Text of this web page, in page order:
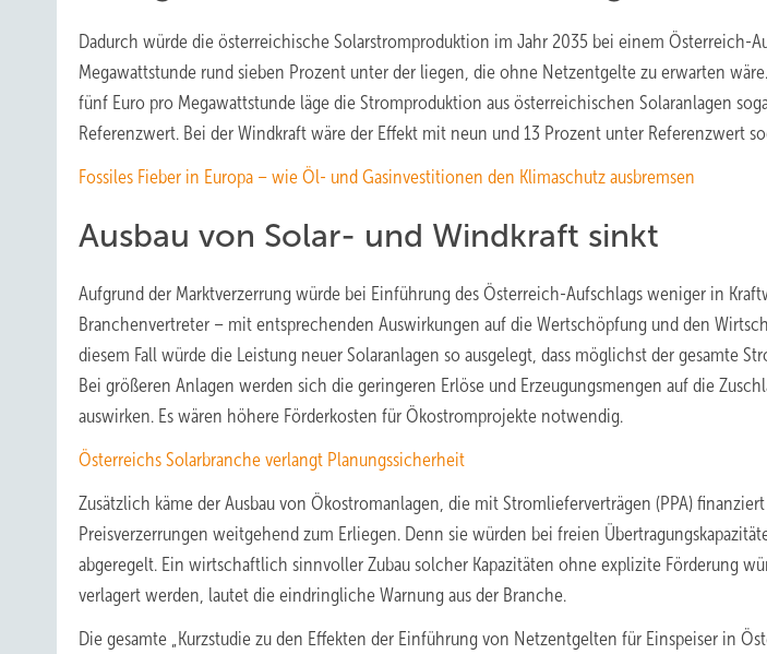
Dadurch würde die österreichische Solarstromproduktion im Jahr 2035 bei einem Österreich-
Megawattstunde rund sieben Prozent unter der liegen, die ohne Netzentgelte zu erwarten
fünf Euro pro Megawattstunde läge die Stromproduktion aus österreichischen Solaranlagen
Referenzwert. Bei der Windkraft wäre der Effekt mit neun und 13 Prozent unter Referenzwert
Fossiles Fieber in Europa – wie Öl- und Gasinvestitionen den Klimaschutz ausbremsen
Ausbau von Solar- und Windkraft sinkt
Aufgrund der Marktverzerrung würde bei Einführung des Österreich-Aufschlags weniger in
Branchenvertreter – mit entsprechenden Auswirkungen auf die Wertschöpfung und den
diesem Fall würde die Leistung neuer Solaranlagen so ausgelegt, dass möglichst der gesamte
Bei größeren Anlagen werden sich die geringeren Erlöse und Erzeugungsmengen auf die
auswirken. Es wären höhere Förderkosten für Ökostromprojekte notwendig.
Österreichs Solarbranche verlangt Planungssicherheit
Zusätzlich käme der Ausbau von Ökostromanlagen, die mit Stromlieferverträgen (PPA)
Preisverzerrungen weitgehend zum Erliegen. Denn sie würden bei freien
abgeregelt. Ein wirtschaftlich sinnvoller Zubau solcher Kapazitäten ohne explizite Förderung
verlagert werden, lautet die eindringliche Warnung aus der Branche.
Die gesamte „Kurzstudie zu den Effekten der Einführung von Netzentgelten für Einspeiser in